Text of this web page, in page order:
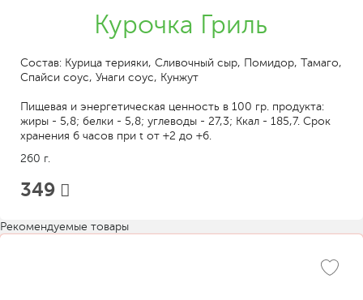
Курочка Гриль
Состав: Курица терияки, Сливочный сыр, Помидор, Тамаго,
Спайси соус, Унаги соус, Кунжут
Пищевая и энергетическая ценность в 100 гр. продукта:
жиры - 5,8; белки - 5,8; углеводы - 27,3; Ккал - 185,7. Срок
хранения 6 часов при t от +2 до +6.
260 г.
349
Рекомендуемые товары